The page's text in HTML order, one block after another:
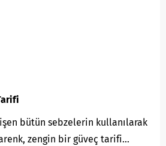
bütün sebzelerin kullanılarak
zengin bir güveç tarifi…